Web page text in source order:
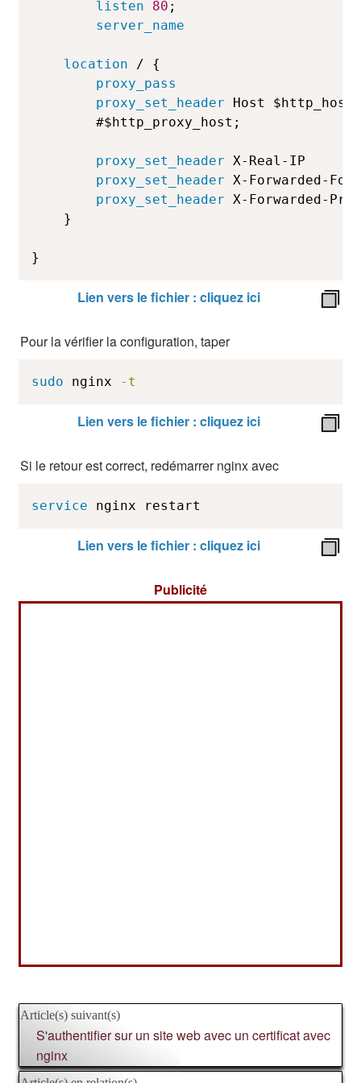
listen 80 ;
server_name
location / {
proxy_pass
proxy_set_header Host $http_host;
        #$http_proxy_host;
proxy_set_header X-Real-IP
proxy_set_header X-Forwarded-
proxy_set_header X-Forwarded-
    }
}
Lien vers le fichier : cliquez ici
Pour la vérifier la configuration, taper
sudo nginx -t
Lien vers le fichier : cliquez ici
Si le retour est correct, redémarrer nginx avec
service nginx restart
Lien vers le fichier : cliquez ici
Publicité
Article(s) suivant(s)
S'authentifier sur un site web avec un certificat avec
nginx